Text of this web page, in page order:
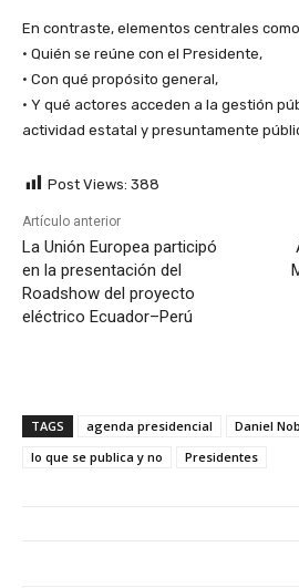
En contraste, elementos centrales
• Quién se reúne con el Presidente,
• Con qué propósito general,
• Y qué actores acceden a la gestión
actividad estatal y presuntamente
Post Views: 388
Artículo anterior
La Unión Europea participó
en la presentación del
Roadshow del proyecto
eléctrico Ecuador–Perú
TAGS agenda presidencial Daniel
lo que se publica y no
Presidentes